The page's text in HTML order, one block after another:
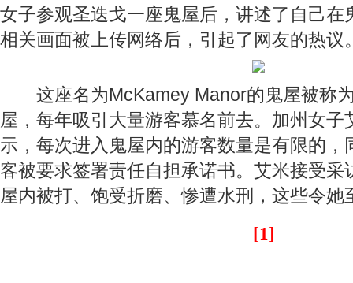
女子参观圣迭戈一座鬼屋后，讲述了自己在
相关画面被上传网络后，引起了网友的热议
这座名为McKamey Manor的鬼屋被称
屋，每年吸引大量游客慕名前去。加州女子
示，每次进入鬼屋内的游客数量是有限的，
客被要求签署责任自担承诺书。艾米接受采
屋内被打、饱受折磨、惨遭水刑，这些令她
[1]